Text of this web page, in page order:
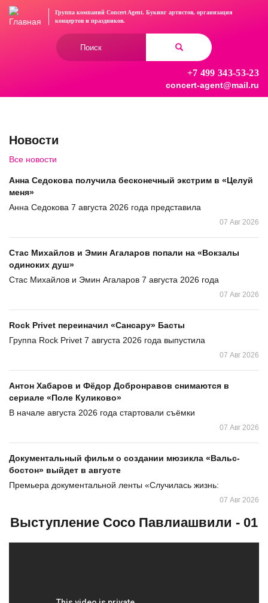
Перейти
Группа компаний Concert Agent. Букинг артистов, организация
концертови праздников.
+7 499 343-53-23
concert-agent@mail.ru
Новости
Все новости
Анна Седокова получила бесконечный экстрим в «Целуй
меня»
Анна Седокова 7 августа 2026 года представила
07 Авг 2026
Стас Михайлов и Эмин Агаларов попали на «Вокзалы
одиноких душ»
Стас Михайлов и Эмин Агаларов 7 августа 2026 года
07 Авг 2026
Rock Privet переиначил «Сансару» Басты
Группа Rock Privet 7 августа 2026 года выпустила
07 Авг 2026
Антон Хабаров и Фёдор Добронравов снимаются в
сериале «Поле Куликово»
В начале августа 2026 года стартовали съёмки
07 Авг 2026
Документальный фильм о создании мюзикла «Вальс-
бостон» выйдет в августе
Премьера документальной ленты «Случилась жизнь:
07 Авг 2026
Выступление Сосо Павлиашвили - 01